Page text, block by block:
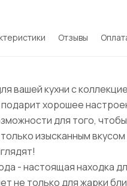
Отзывы
вашей кухни с
хорошее
для того,
изысканным
- настоящая находка
не только для жарки